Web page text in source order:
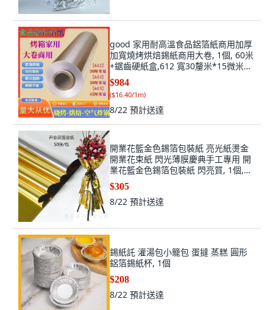
good 家用耐高溫食品鋁箔紙商用加厚
加寬燒烤烘焙錫紙商用大卷, 1個, 60米
+鋸齒硬紙盒,612 寬30釐米*15微米厚,
60m
$984
($16.40/1m)
8/22 預計送達
開業花籃金色錫箔包裝紙 亮光紙燙金
開業花束紙 閃光薄膜慶典手工專用 開
業花籃金色錫箔包裝紙 閃亮質, 1個,
$305
8/22 預計送達
錫紙託 灌湯包小籠包 蛋撻 蒸糕 圓形
鋁箔錫紙杯, 1個
$208
8/22 預計送達